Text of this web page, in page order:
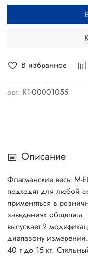
В избранное
арт. K1-00001055
Описание
Флагманские весы M-
подходят для любой
применяться в
заведениях
выпускает 2
диапазону
40 г до 15 кг.